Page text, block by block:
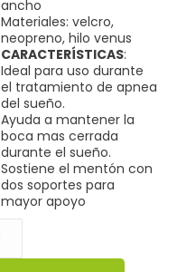
ancho
Materiales: velcro,
neopreno, hilo venus
CARACTERÍSTICAS:
Ideal para uso durante
el tratamiento de apnea
del sueño.
Ayuda a mantener la
boca mas cerrada
durante el sueño.
Sostiene el mentón con
dos soportes para
mayor apoyo